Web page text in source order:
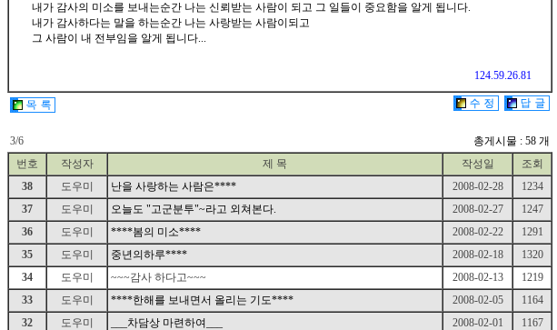
내가 감사의 미소를 보내는순간 나는 신뢰받는 사람이 되고 그 일들이 중요함을 알게 됩니다.
내가 감사하다는 말을 하는순간 나는 사랑받는 사람이되고
그 사람이 내 전부임을 알게 됩니다...
124.59.26.81
3/6
총게시물 : 58 개
번호
작성자 제 목 작성일
조회
38
도우미 난을 사랑하는 사람은**** 2008-02-28
1234
37
도우미 오늘도 "고군분투"~라고 외쳐본다. 2008-02-27
1247
36
도우미 ****봄의 미소**** 2008-02-22
1291
35
도우미 중년의하루**** 2008-02-18
1320
34
도우미 ~~~감사 하다고~~~ 2008-02-13
1219
33
도우미 ****한해를 보내면서 올리는 기도**** 2008-02-05
1164
32
도우미 ___차담상 마련하여___ 2008-02-01
1167